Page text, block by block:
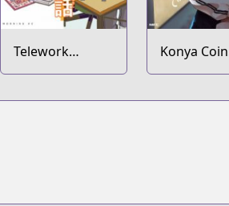
Telework
Yotabanashi
Konya Coin
Laundry de